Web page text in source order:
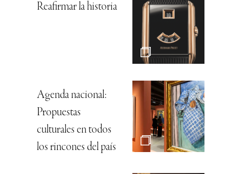
Reafirmar la historia
Agenda nacional:
Propuestas
culturales en todos
los rincones del país